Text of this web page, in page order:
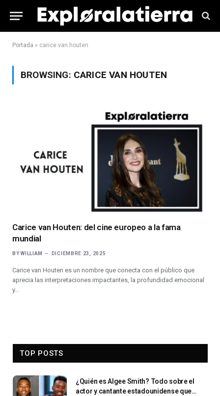
Portada » carice van houten
BROWSING: CARICE VAN HOUTEN
Carice van Houten: del cine europeo a la fama
mundial
BY WILLIAM DICIEMBRE 23, 2025
Carice van Houten es un nombre que conecta con el público que
aprecia las interpretaciones impactantes, la profundidad emocional
y…
TOP POSTS
¿Quién es Algee Smith? Todo sobre el
actor y cantante estadounidense que